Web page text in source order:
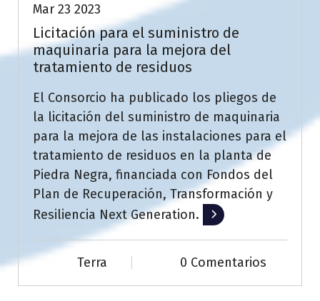
Mar 23 2023
Licitación para el suministro de
maquinaria para la mejora del
tratamiento de residuos
El Consorcio ha publicado los pliegos de
la licitación del suministro de maquinaria
para la mejora de las instalaciones para el
tratamiento de residuos en la planta de
Piedra Negra, financiada con Fondos del
Plan de Recuperación, Transformación y
Resiliencia Next Generation.
Leer más
Terra 0 Comentarios